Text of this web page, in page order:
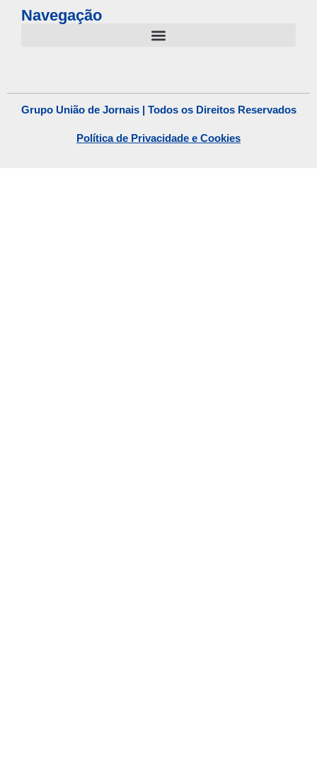
Navegação
Grupo União de Jornais | Todos os Direitos Reservados
Política de Privacidade e Cookies